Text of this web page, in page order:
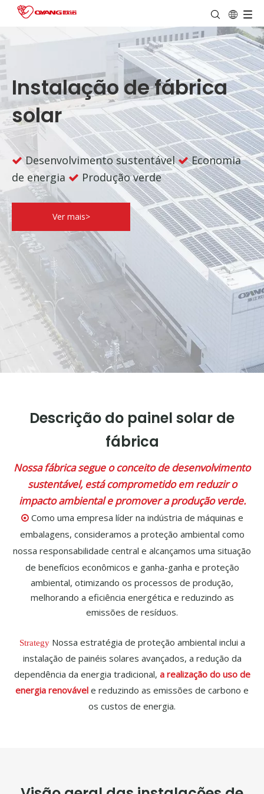
Instalação de fábrica
solar
Desenvolvimento sustentávelEconomia
de energia  Produção verde
Ver mais>
Descrição do painel solar de
fábrica
Nossa fábrica segue o conceito de desenvolvimento
sustentável, está comprometido em reduzir o
impacto ambiental e promover a produção verde.
Como uma empresa líder na indústria de máquinas e
embalagens, consideramos a proteção ambiental como
nossa responsabilidade central e alcançamos uma situação
de benefícios econômicos e ganha-ganha e proteção
ambiental, otimizando os processos de produção,
melhorando a eficiência energética e reduzindo as
emissões de resíduos.
StrategyNossa estratégia de proteção ambiental inclui a
instalação de painéis solares avançados, a redução da
dependência da energia tradicional, a realização do uso de
energia renovável e reduzindo as emissões de carbono e
os custos de energia.